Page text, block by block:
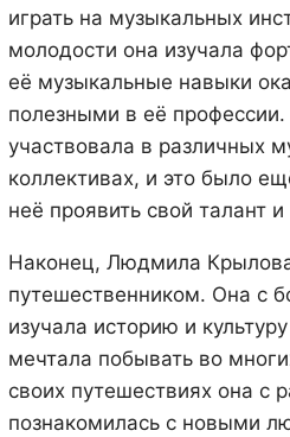
играть на музыкальных
молодости она изучала
её музыкальные навыки
полезными в её
участвовала в различных
коллективах, и это было
неё проявить свой талант
Наконец, Людмила
путешественником. Она с
изучала историю и
мечтала побывать во
своих путешествиях она с
познакомилась с новыми